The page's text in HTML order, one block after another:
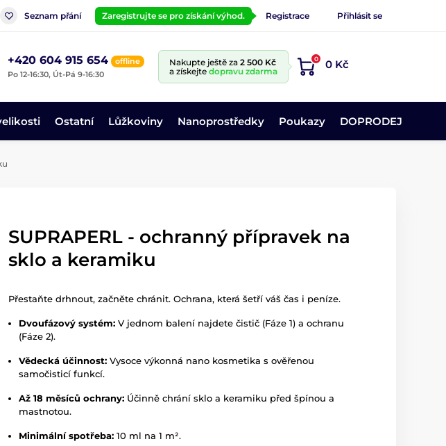
Seznam přání Zaregistrujte se pro získání výhod. Registrace Přihlásit se
+420 604 915 654
offline
Po 12-16:30, Út-Pá 9-16:30
Nakupte ještě za 2 500 Kč
a získejte dopravu zdarma
0 0 Kč
Ostatní Lůžkoviny Nanoprostředky Poukazy DOPRODEJ
SUPRAPERL - ochranný přípravek na
sklo a keramiku
Přestaňte drhnout, začněte chránit. Ochrana, která šetří váš čas i peníze.
Dvoufázový systém: V jednom balení najdete čistič (Fáze 1) a ochranu
(Fáze 2).
Vědecká účinnost: Vysoce výkonná nano kosmetika s ověřenou
samočisticí funkcí.
Až 18 měsíců ochrany: Účinně chrání sklo a keramiku před špínou a
mastnotou.
Minimální spotřeba: 10 ml na 1 m².